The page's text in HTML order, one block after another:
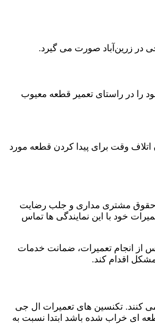
در زرین‌آباد صورت می گیرد.
را در راستای تعمیر قطعه معیوب
اتلاف وقت برای پیدا کردن قطعه مورد
حقوق مشتری مداری و جلب رضایت
خود با این نمایندگی ها تماس
از انجام تعمیرات، ضمانت خدمات
اقدام کند.
کنند. تکنسین های تعمیرات ال جی
ای خراب شده باشد ابتدا نسبت به